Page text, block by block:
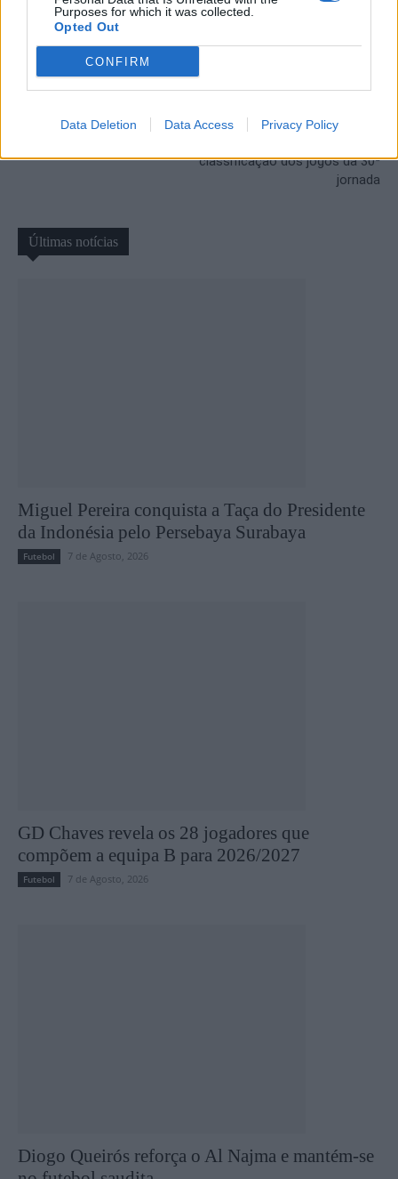
Purposes for which it was collected.
Opted Out
CONFIRM
Data Deletion Data Access Privacy Policy
Chaves vence Casa Pia e sobe
AFVR (Divisão de Honra):
classificação dos jogos da 30ª
jornada
Últimas notícias
Miguel Pereira conquista a Taça do Presidente
da Indonésia pelo Persebaya Surabaya
Futebol 7 de Agosto, 2026
GD Chaves revela os 28 jogadores que
compõem a equipa B para 2026/2027
Futebol 7 de Agosto, 2026
Diogo Queirós reforça o Al Najma e mantém-se